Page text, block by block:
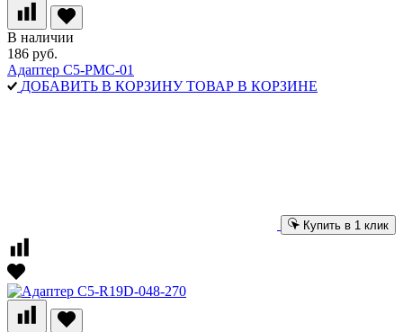
В наличии
186 руб.
Адаптер C5-PMC-01
ДОБАВИТЬ В КОРЗИНУ ТОВАР В КОРЗИНЕ
Купить в 1 клик